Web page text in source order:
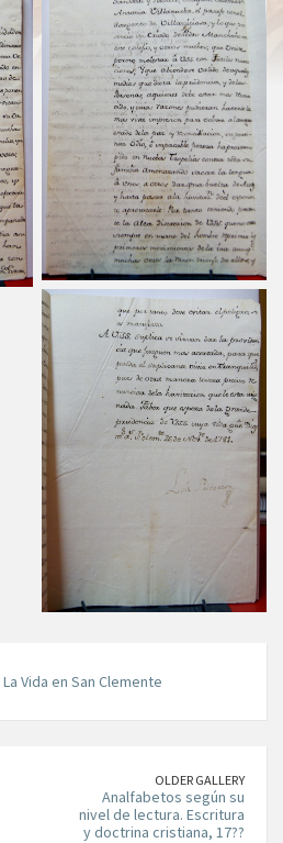
La Vida en San Clemente
OLDER GALLERY
Analfabetos según su
nivel de lectura. Escritura
y doctrina cristiana, 17??